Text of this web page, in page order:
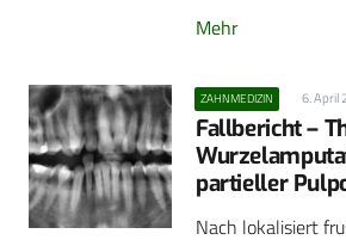
Mehr
ZAHNMEDIZIN 6. April
Fallbericht –
partieller
Nach lokalisiert